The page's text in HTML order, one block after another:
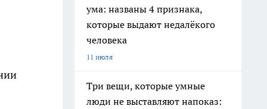
ума: названы 4 признака,
которые выдают недалёкого
человека
11 июля
Три вещи, которые умные
люди не выставляют напоказ: